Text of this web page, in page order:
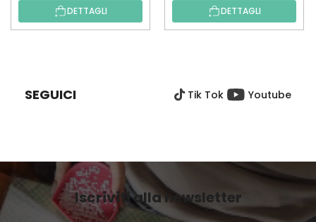
DETTAGLI DETTAGLI
G
N
A
SEGUICI Tik Tok Youtube
Iscriviti alla newsletter